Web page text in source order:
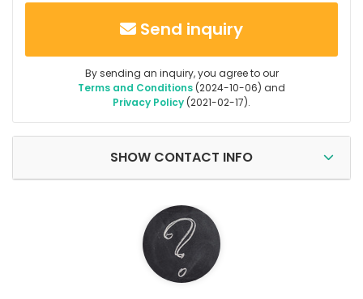
Send inquiry
By sending an inquiry, you agree to our
Terms and Conditions (2024-10-06) and
Privacy Policy (2021-02-17).
SHOW CONTACT INFO